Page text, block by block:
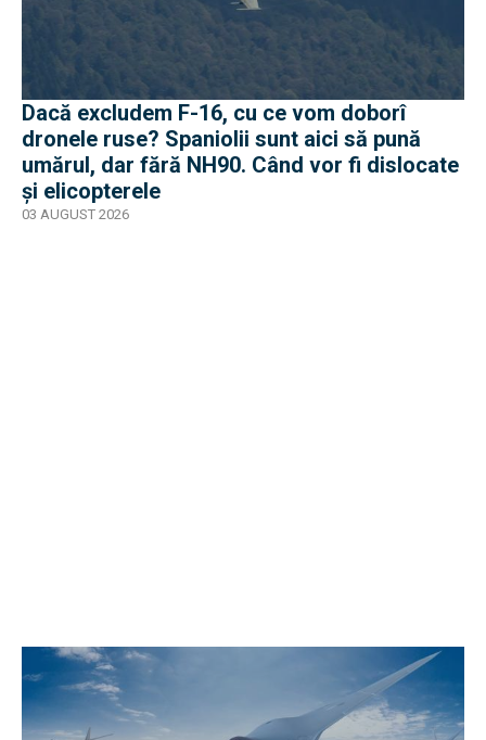
Dacă excludem F-16, cu ce vom doborî
dronele ruse? Spaniolii sunt aici să pună
umărul, dar fără NH90. Când vor fi dislocate
și elicopterele
03 AUGUST 2026